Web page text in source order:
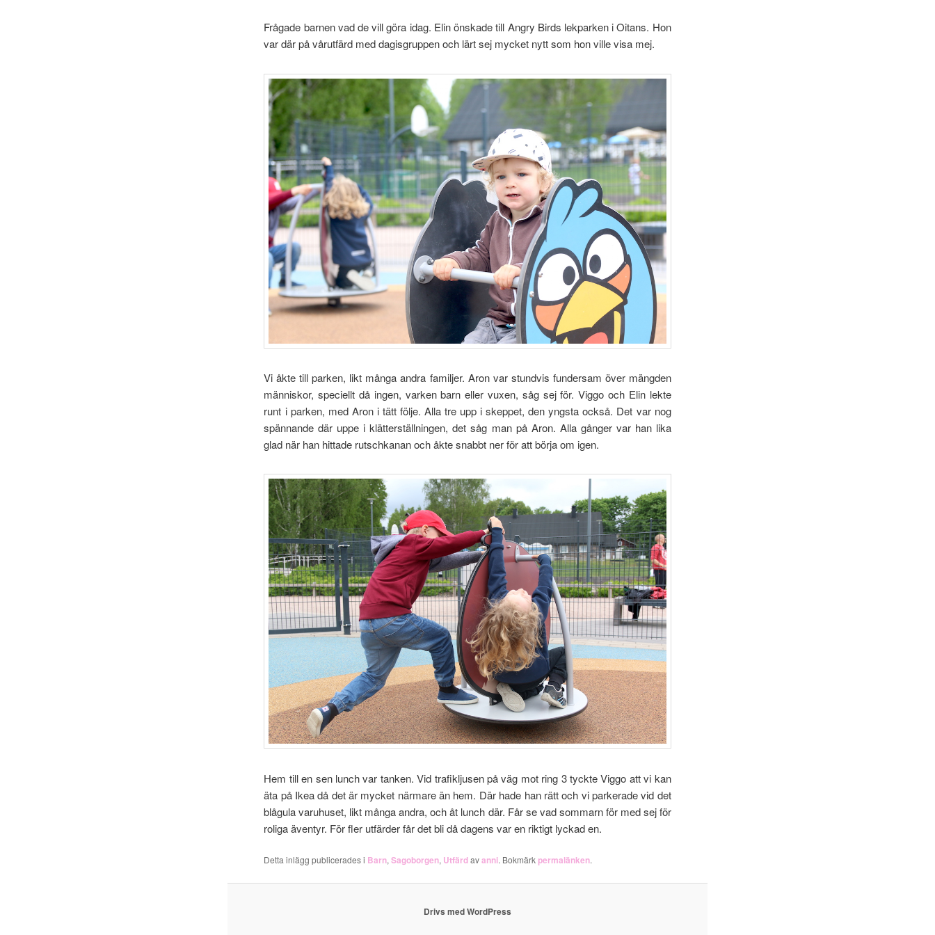
Frågade barnen vad de vill göra idag. Elin önskade till Angry Birds lekparken i Oitans. Hon
var där på vårutfärd med dagisgruppen och lärt sej mycket nytt som hon ville visa mej.
Vi åkte till parken, likt många andra familjer. Aron var stundvis fundersam över mängden
människor, speciellt då ingen, varken barn eller vuxen, såg sej för. Viggo och Elin lekte
runt i parken, med Aron i tätt följe. Alla tre upp i skeppet, den yngsta också. Det var nog
spännande där uppe i klätterställningen, det såg man på Aron. Alla gånger var han lika
glad när han hittade rutschkanan och åkte snabbt ner för att börja om igen.
Hem till en sen lunch var tanken. Vid trafikljusen på väg mot ring 3 tyckte Viggo att vi kan
äta på Ikea då det är mycket närmare än hem. Där hade han rätt och vi parkerade vid det
blågula varuhuset, likt många andra, och åt lunch där. Får se vad sommarn för med sej för
roliga äventyr. För fler utfärder får det bli då dagens var en riktigt lyckad en.
Detta inlägg publicerades i Barn,Sagoborgen, Utfärdavanni. Bokmärkpermalänken.
Drivs med WordPress